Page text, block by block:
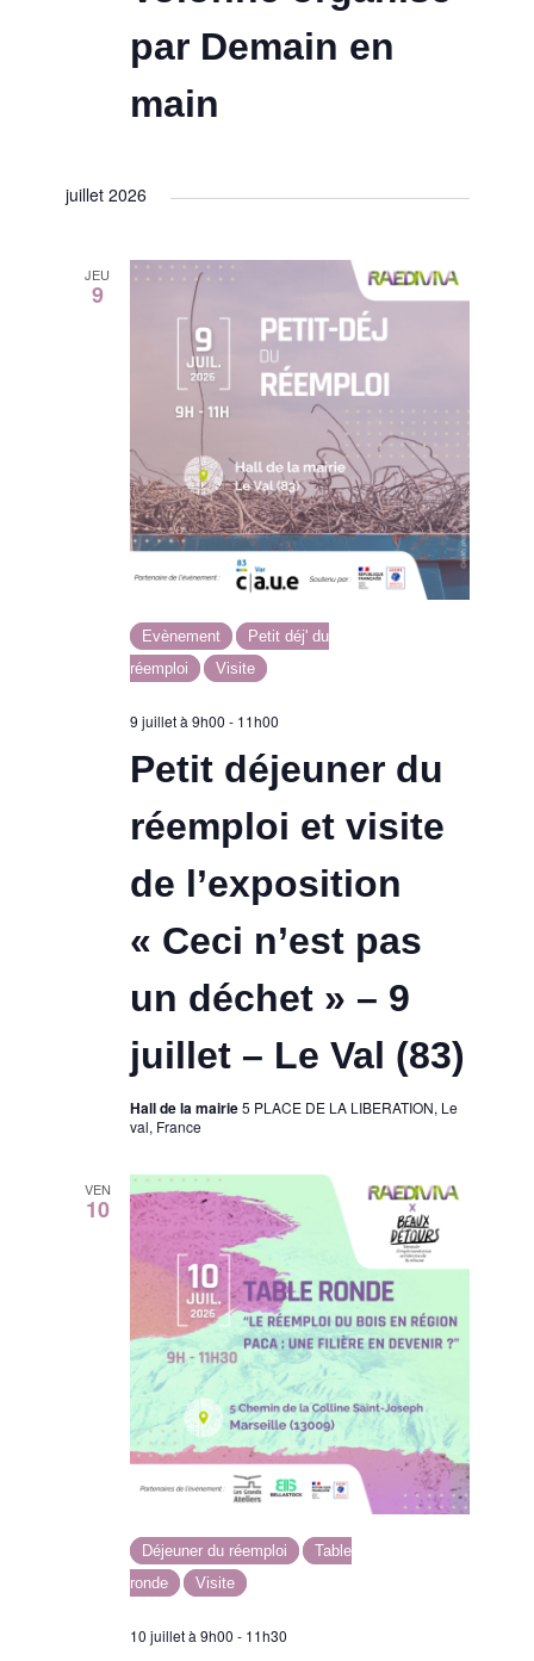
par Demain en
main
juillet 2026
JEU
9
Petit déjeuner du
réemploi et visite
de l’exposition
« Ceci n’est pas
un déchet » – 9
juillet – Le Val (83)
9 juillet à 9h00 - 11h00
Evènement
Petit déj' du
réemploi
Visite
Hall de la mairie5 PLACE DE LA LIBERATION, Le
val, France
VEN
10
10 juillet à 9h00 - 11h30
Déjeuner du réemploi
Table
ronde
Visite